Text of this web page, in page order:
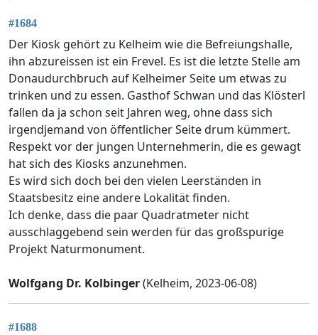
#1684
Der Kiosk gehört zu Kelheim wie die Befreiungshalle,
ihn abzureissen ist ein Frevel. Es ist die letzte Stelle am
Donaudurchbruch auf Kelheimer Seite um etwas zu
trinken und zu essen. Gasthof Schwan und das Klösterl
fallen da ja schon seit Jahren weg, ohne dass sich
irgendjemand von öffentlicher Seite drum kümmert.
Respekt vor der jungen Unternehmerin, die es gewagt
hat sich des Kiosks anzunehmen.
Es wird sich doch bei den vielen Leerständen in
Staatsbesitz eine andere Lokalität finden.
Ich denke, dass die paar Quadratmeter nicht
ausschlaggebend sein werden für das großspurige
Projekt Naturmonument.
Wolfgang Dr. Kolbinger(Kelheim, 2023-06-08)
#1688